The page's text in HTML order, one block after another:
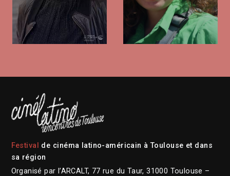
Festival
de cinéma latino-américain à Toulouse et dans
sa région
Organisé par l’ARCALT, 77 rue du Taur, 31000 Toulouse –